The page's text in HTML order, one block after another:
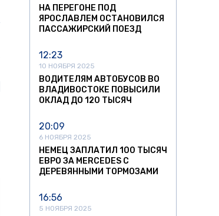
НА ПЕРЕГОНЕ ПОД
ЯРОСЛАВЛЕМ ОСТАНОВИЛСЯ
ПАССАЖИРСКИЙ ПОЕЗД
12:23
10 НОЯБРЯ 2025
ВОДИТЕЛЯМ АВТОБУСОВ ВО
ВЛАДИВОСТОКЕ ПОВЫСИЛИ
ОКЛАД ДО 120 ТЫСЯЧ
20:09
6 НОЯБРЯ 2025
НЕМЕЦ ЗАПЛАТИЛ 100 ТЫСЯЧ
ЕВРО ЗА MERCEDES С
ДЕРЕВЯННЫМИ ТОРМОЗАМИ
16:56
5 НОЯБРЯ 2025